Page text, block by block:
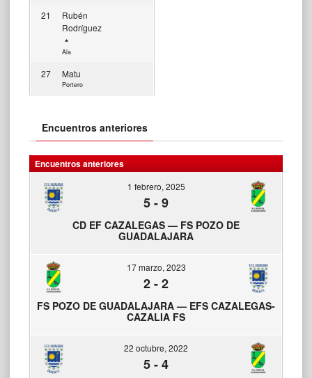
21
Rubén
Rodríguez
Ala
27 Matu
Portero
Encuentros anteriores
Encuentros anteriores
1 febrero, 2025
5-9
CD EF CAZALEGAS — FS POZO DE
GUADALAJARA
17 marzo, 2023
2-2
FS POZO DE GUADALAJARA — EFS CAZALEGAS-
CAZALIA FS
22 octubre, 2022
5-4